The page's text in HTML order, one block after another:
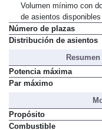
Volumen mínimo con
de asientos disponibles
Número de plazas
Distribución de asientos
Potencia máxima
Par máximo
Propósito
Combustible